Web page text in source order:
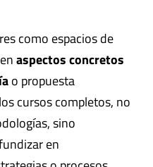
como espacios de
aspectos concretos
o propuesta
cursos completos, no
sino
en